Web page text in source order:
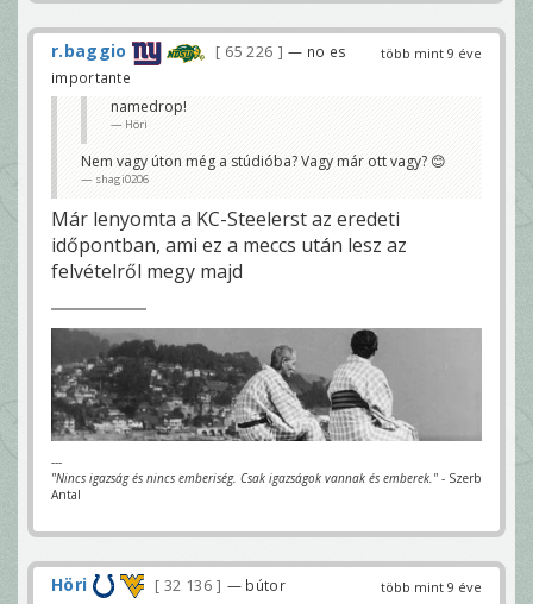
több mint 9 éve
r.baggio 65 226
— no es
importante
namedrop!
Höri
Nem vagy úton még a stúdióba? Vagy már ott vagy? 😊
shagi0206
Már lenyomta a KC-Steelerst az eredeti
időpontban, ami ez a meccs után lesz az
felvételről megy majd
---
"Nincs igazság és nincs emberiség. Csak igazságok vannak és emberek." - Szerb
Antal
több mint 9 éve
Höri 32 136 — bútor